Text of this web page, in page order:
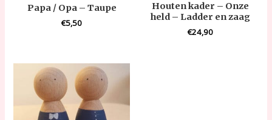
Papa / Opa – Taupe
€5,50
Houten kader – Onze
held – Ladder en zaag
€24,90